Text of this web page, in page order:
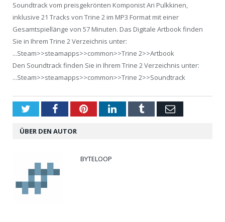
Soundtrack vom preisgekrönten Komponist Ari Pulkkinen,
inklusive 21 Tracks von Trine 2 im MP3 Format mit einer
Gesamtspiellänge von 57 Minuten. Das Digitale Artbook finden
Sie in Ihrem Trine 2 Verzeichnis unter:
...Steam>>steamapps>>common>>Trine 2>>Artbook
Den Soundtrack finden Sie in Ihrem Trine 2 Verzeichnis unter:
...Steam>>steamapps>>common>>Trine 2>>Soundtrack
TwitterFacebookPinterestLinkedInTumblrEmail
ÜBER DEN AUTOR
BYTELOOP